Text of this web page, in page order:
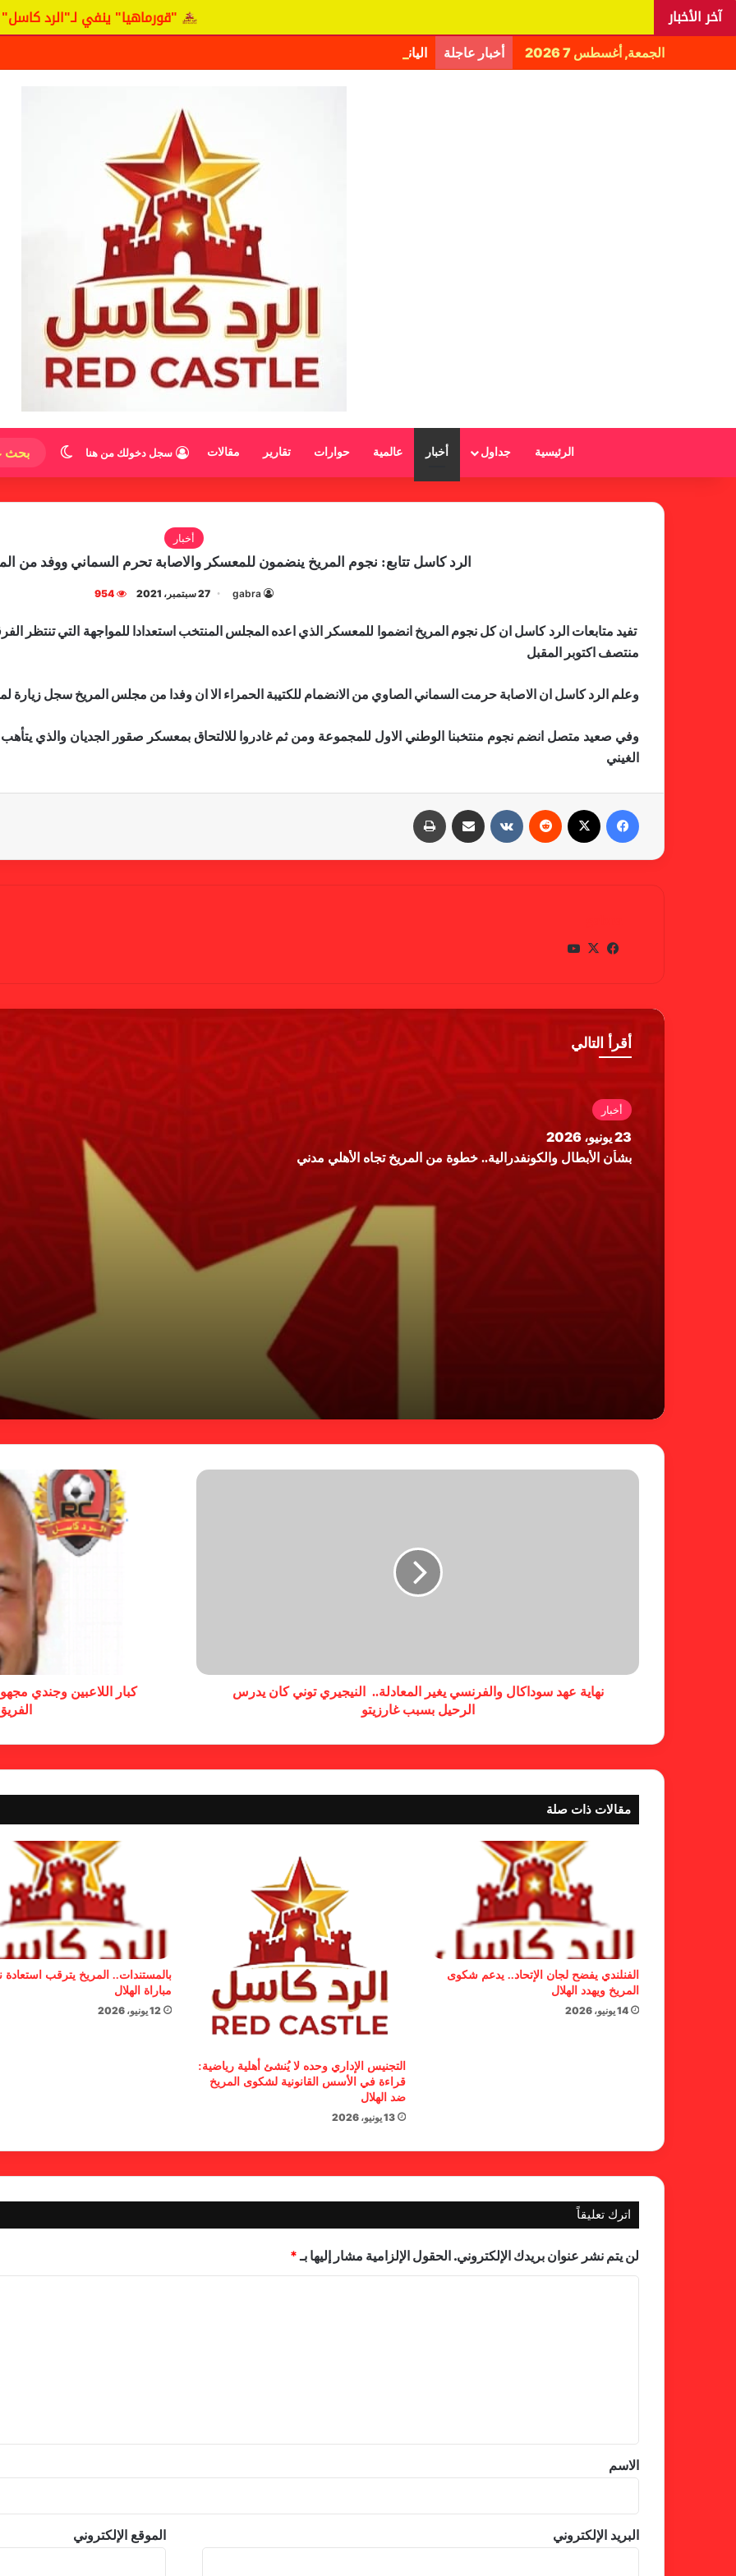
آخر الأخبار "قورماهيا" ينفي لـ"الرد كاسل" وجود
الجمعة, أغسطس 7 2026 أخبار عاجلة اليانغا يكشف حقيقة مفاوضات نجم المريخ
الرئيسية جداول أخبار عالمية حوارات تقارير مقالات سجل دخولك من هنا الوضع
أخبار
الرد كاسل تتابع: نجوم المريخ ينضمون للمعسكر والاصابة تحرم السماني ووفد من
gabra 27 سبتمبر، 2021 954
منتصف اكتوبر المقبل
وعلم الرد كاسل ان الاصابة حرمت السماني الصاوي من الانضمام للكتيبة الحمراء الا ان وفدا من مجلس المريخ سجل زيارة
وفي صعيد متصل انضم نجوم منتخبنا الوطني الاول للمجموعة ومن ثم غادروا للالتحاق بمعسكر صقور الجديان والذي
الغيني
في
وك
X
أقرأ التالي
أخبار
23 يونيو، 2026
بشأن الأبطال والكونفدرالية.. خطوة من المريخ تجاه الأهلي مدني
نهاية عهد سوداكال والفرنسي يغير المعادلة.. النيجيري توني كان يدرس
الرحيل بسبب غارزيتو
كبار اللاعبين وجندي
مقالات ذات صلة
الفنلندي يفضح لجان الإتحاد.. يدعم شكوى
المريخ ويهدد الهلال
14 يونيو، 2026
التجنيس الإداري وحده لا يُنشئ أهلية رياضية:
قراءة في الأسس القانونية لشكوى المريخ
ضد الهلال
13 يونيو، 2026
بالمستندات.. المريخ يترقب استعادة
مباراة الهلال
12 يونيو، 2026
اترك تعليقاً
لن يتم نشر عنوان بريدك الإلكتروني. الحقول الإلزامية مشار إليها بـ*
*
الاسم
البريد الإلكتروني الموقع الإلكتروني